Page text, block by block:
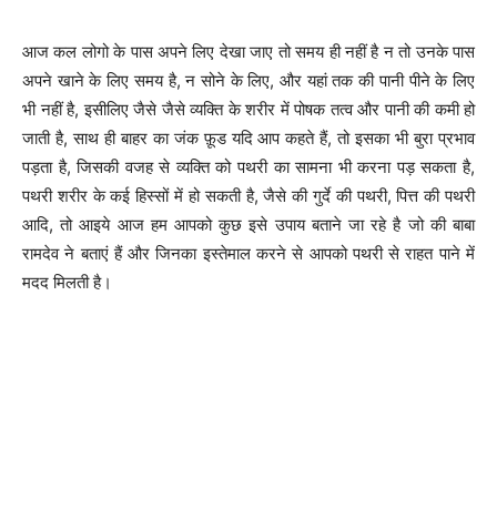
आज कल लोगो के पास अपने लिए देखा जाए तो समय ही नहीं है न तो उनके पास
अपने खाने के लिए समय है, न सोने के लिए, और यहां तक की पानी पीने के लिए
भी नहीं है, इसीलिए जैसे जैसे व्यक्ति के शरीर में पोषक तत्व और पानी की कमी हो
जाती है, साथ ही बाहर का जंक फ़ूड यदि आप कहते हैं, तो इसका भी बुरा प्रभाव
पड़ता है, जिसकी वजह से व्यक्ति को पथरी का सामना भी करना पड़ सकता है,
पथरी शरीर के कई हिस्सों में हो सकती है, जैसे की गुर्दे की पथरी, पित्त की पथरी
आदि, तो आइये आज हम आपको कुछ इसे उपाय बताने जा रहे है जो की बाबा
रामदेव ने बताएं हैं और जिनका इस्तेमाल करने से आपको पथरी से राहत पाने में
मदद मिलती है।